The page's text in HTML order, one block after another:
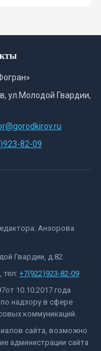
ул.Молодой Гвардии,
82-09
Анзорова
Гвардии, д.82
, тел: +7(922)923-82-09
10.10.2017 года
надзору в сфере
коммуникаций.
сайта, возможно
администрации сайта